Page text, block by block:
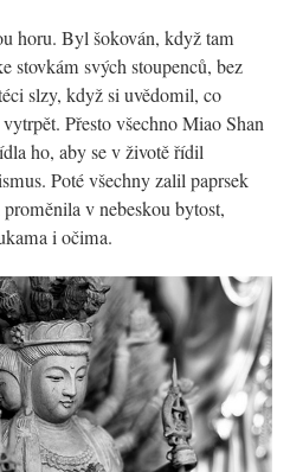
horu. Byl šokován, když tam
stovkám svých stoupenců, bez
slzy, když si uvědomil, co
Přesto všechno Miao Shan
ho, aby se v životě řídil
Poté všechny zalil paprsek
v nebeskou bytost,
i očima.